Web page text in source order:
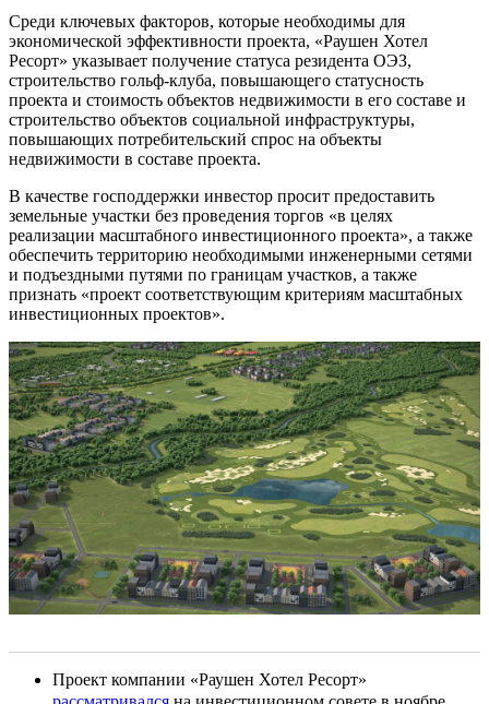
Среди ключевых факторов, которые необходимы для
экономической эффективности проекта, «Раушен Хотел
Ресорт» указывает получение статуса резидента ОЭЗ,
строительство гольф-клуба, повышающего статусность
проекта и стоимость объектов недвижимости в его составе и
строительство объектов социальной инфраструктуры,
повышающих потребительский спрос на объекты
недвижимости в составе проекта.
В качестве господдержки инвестор просит предоставить
земельные участки без проведения торгов «в целях
реализации масштабного инвестиционного проекта», а также
обеспечить территорию необходимыми инженерными сетями
и подъездными путями по границам участков, а также
признать «проект соответствующим критериям масштабных
инвестиционных проектов».
Проект компании «Раушен Хотел Ресорт»